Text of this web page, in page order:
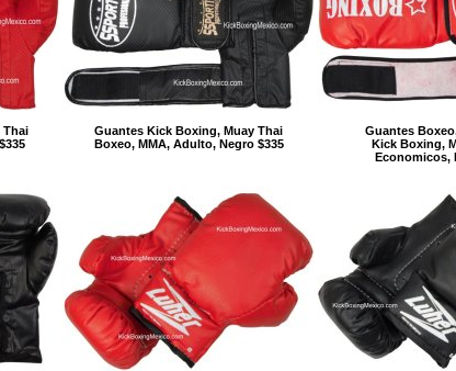
Thai
Guantes Kick Boxing, Muay Thai
Boxeo, MMA, Adulto, Negro $335
Guantes
Kick Boxing,
Economicos,